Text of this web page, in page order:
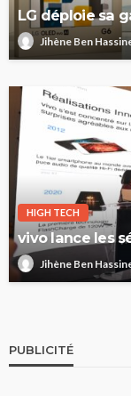
LG déploie sa
Jihène Ben
HIGH TECH
vivo lance les
Jihène Ben
PUBLICITÉ